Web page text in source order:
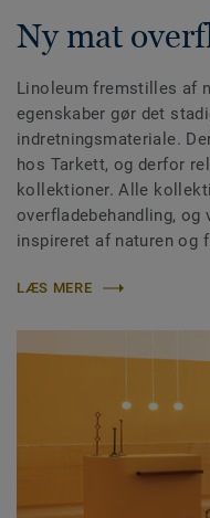
Ny mat
Linoleum fremstilles af
egenskaber gør det
indretningsmateriale.
hos Tarkett, og derfor
kollektioner. Alle
overfladebehandling,
inspireret af naturen og
LÆS MERE